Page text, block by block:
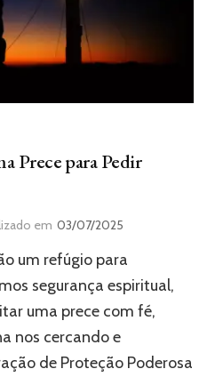
Prece para Pedir
em 03/07/2025
um refúgio para
segurança espiritual,
uma prece com fé,
nos cercando e
de Proteção Poderosa